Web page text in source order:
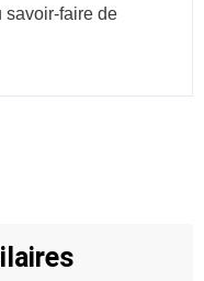
savoir-faire de